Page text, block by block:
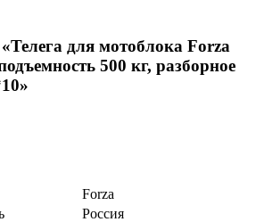
для мотоблока Forza
500 кг, разборное
Forza
Россия